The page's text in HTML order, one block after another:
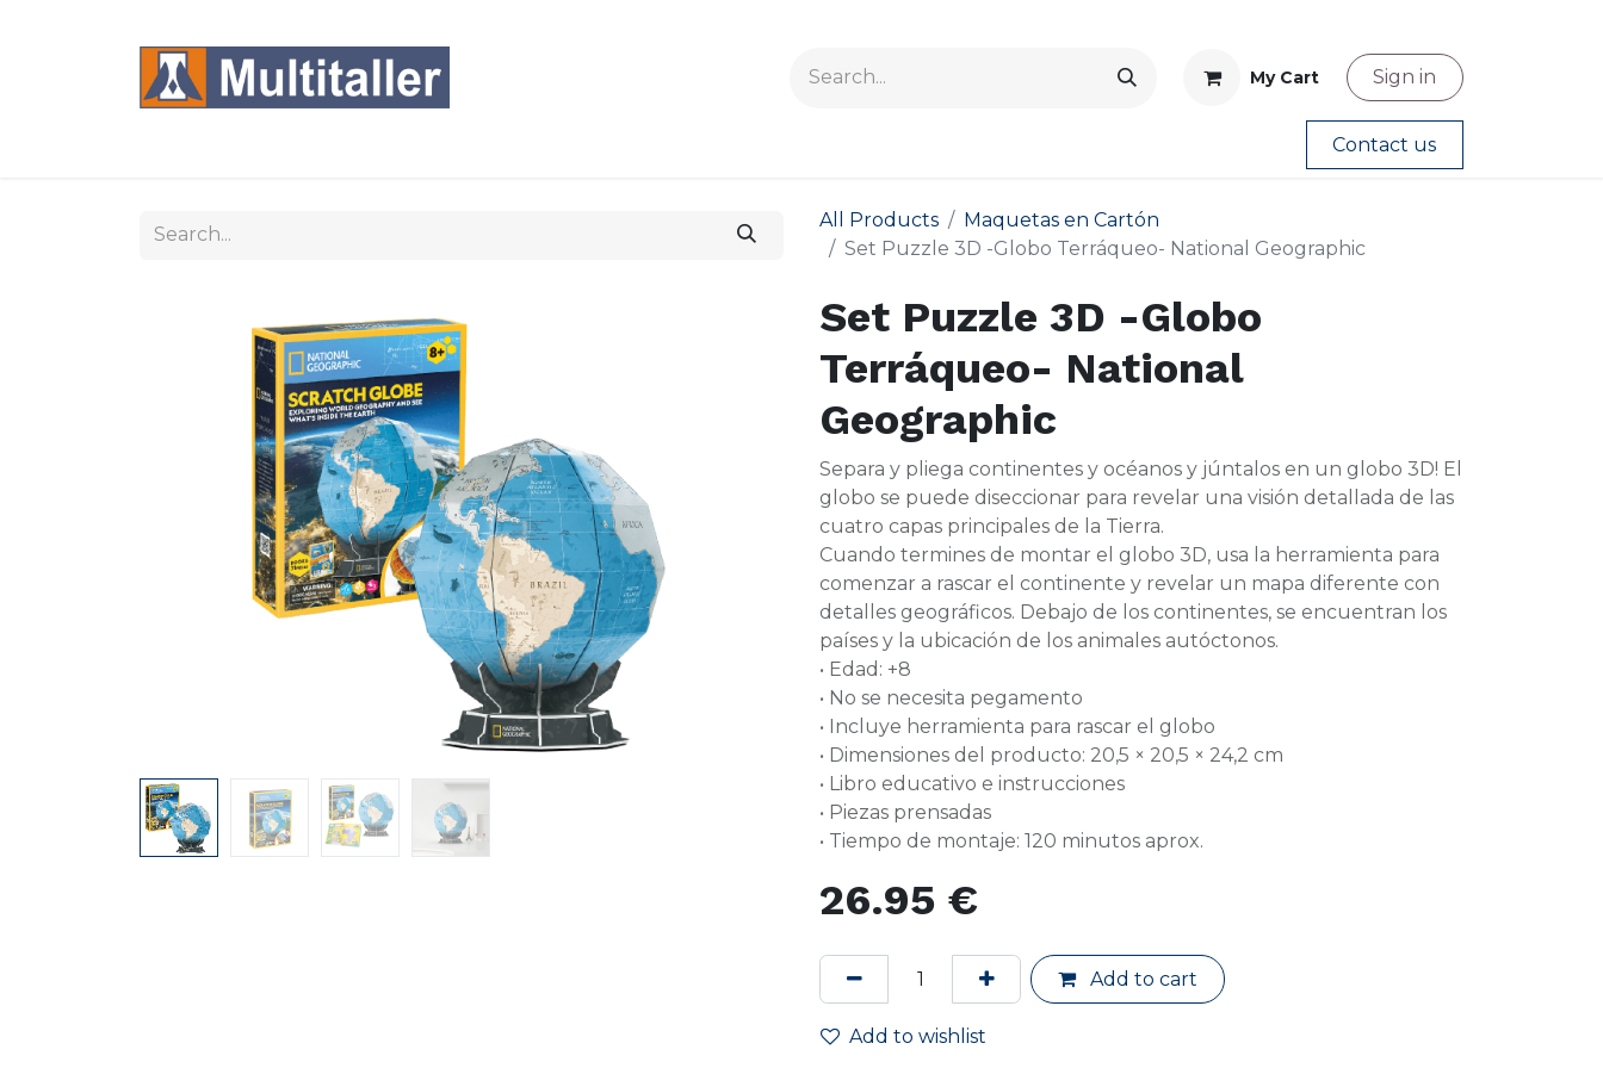
My Cart Sign in
Contact us
All Products
Maquetas en Cartón
Set Puzzle 3D -Globo Terráqueo- National Geographic
Set Puzzle 3D -Globo
Terráqueo- National
Geographic
Separa y pliega continentes y océanos y júntalos en un globo 3D! El
globo se puede diseccionar para revelar una visión detallada de las
cuatro capas principales de la Tierra.
Cuando termines de montar el globo 3D, usa la herramienta para
comenzar a rascar el continente y revelar un mapa diferente con
detalles geográficos. Debajo de los continentes, se encuentran los
países y la ubicación de los animales autóctonos.
• Edad: +8
• No se necesita pegamento
• Incluye herramienta para rascar el globo
• Dimensiones del producto: 20,5 × 20,5 × 24,2 cm
• Libro educativo e instrucciones
• Piezas prensadas
• Tiempo de montaje: 120 minutos aprox.
26.95 €
Add to cart
Add to wishlist